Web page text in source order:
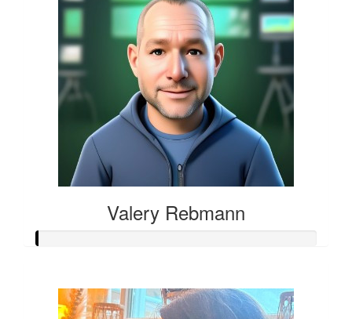
Valery Rebmann